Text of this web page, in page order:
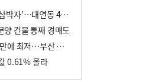
더블역세권·평지·학군 ‘삼박자’…대연동 42층 브랜드 단지
건물 통째 경매도
전국 청약경쟁률 35개월 만에 최저…부산 미분양 ‘적체’ 심화
0.61% 올라